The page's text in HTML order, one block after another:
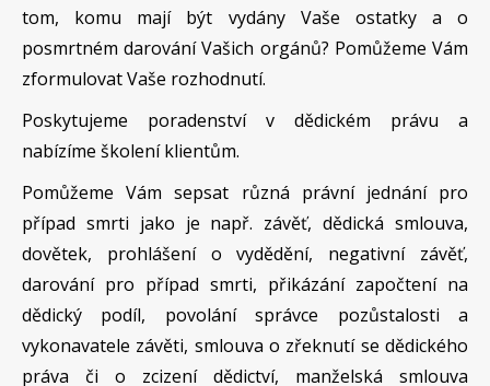
tom, komu mají být vydány Vaše ostatky a o
posmrtném darování Vašich orgánů? Pomůžeme Vám
zformulovat Vaše rozhodnutí.
Poskytujeme poradenství v dědickém právu a
nabízíme školení klientům.
Pomůžeme Vám sepsat různá právní jednání pro
případ smrti jako je např. závěť, dědická smlouva,
dovětek, prohlášení o vydědění, negativní závěť,
darování pro případ smrti, přikázání započtení na
dědický podíl, povolání správce pozůstalosti a
vykonavatele závěti, smlouva o zřeknutí se dědického
práva či o zcizení dědictví, manželská smlouva